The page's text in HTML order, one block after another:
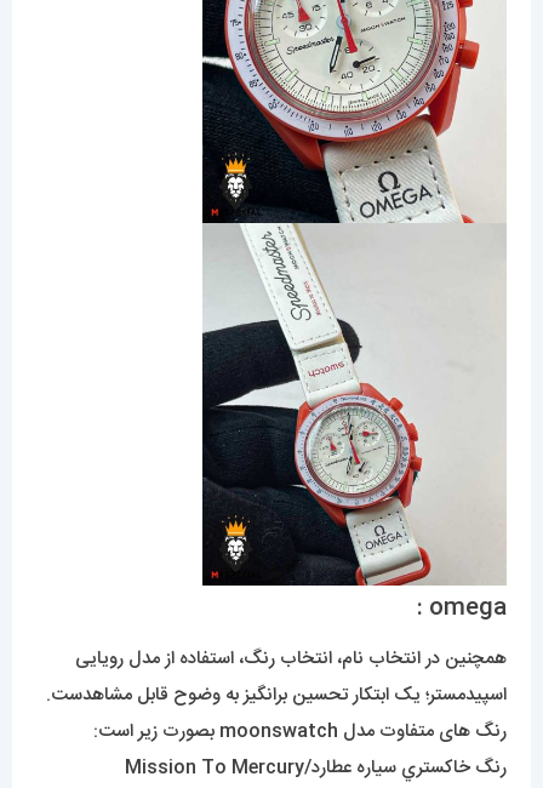
omega :
همچنین در انتخاب نام، انتخاب رنگ، استفاده از مدل رویایی
اسپیدمستر؛ یک ابتکار تحسین برانگیز به وضوح قابل مشاهدست.
رنگ های متفاوت مدل moonswatch بصورت زیر است:
رنگ خاکستري سياره عطارد/Mission To Mercury